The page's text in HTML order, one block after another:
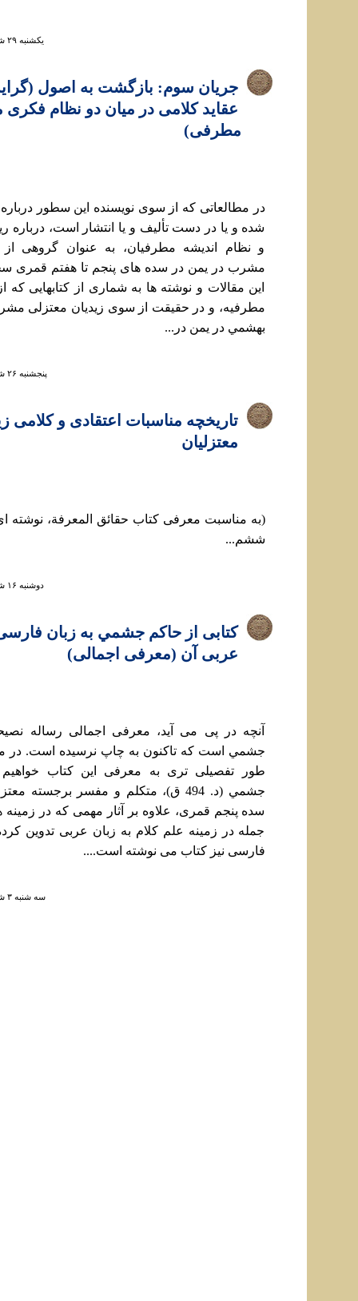
يكشنبه ۲۹ شهريور ۱۳۸۸ ساعت ۱۴:۰۴
جريان سوم: بازگشت به اصول
عقايد کلامی در ميان دو نظام فکری
مطرفی)
در مطالعاتی که از سوی نويسنده اين سطور
شده و يا در دست تأليف و يا انتشار است، درباره
و نظام انديشه مطرفيان، به عنوان گروهی از
مشرب در يمن در سده های پنجم تا هفتم قمری
اين مقالات و نوشته ها به شماری از کتابهايی
مطرفيه، و در حقيقت از سوی زيديان معتزلی
بهشمي در يمن در...
پنجشنبه ۲۶ شهريور ۱۳۸۸ ساعت ۱۳:۱۱
تاريخچه مناسبات اعتقادی و کلامی
معتزليان
(به مناسبت معرفی کتاب حقائق المعرفة، نوشته
ششم...
دوشنبه ۱۶ شهريور ۱۳۸۸ ساعت ۱۷:۱۲
کتابی از حاکم جشمي به زبان
عربی آن (معرفی اجمالی)
آنچه در پی می آيد، معرفی اجمالی رساله
جشمي است که تاکنون به چاپ نرسيده است. در
طور تفصيلی تری به معرفی اين کتاب
جشمي (د. 494 ق)، متکلم و مفسر برجسته
سده پنجم قمری، علاوه بر آثار مهمی که در
جمله در زمينه علم کلام به زبان عربی تدوين
فارسی نيز کتاب می نوشته است....
سه شنبه ۳ شهريور ۱۳۸۸ ساعت ۱۷:۳۴